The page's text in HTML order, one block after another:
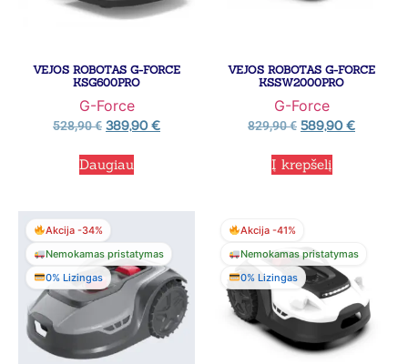
VEJOS ROBOTAS G-FORCE
KSG600PRO
G-Force
528,90€ 389,90€
Daugiau
VEJOS ROBOTAS G-FORCE
KSSW2000PRO
G-Force
829,90€ 589,90€
Į krepšelį
Akcija -34%
Nemokamas pristatymas
0% Lizingas
Akcija -41%
Nemokamas pristatymas
0% Lizingas